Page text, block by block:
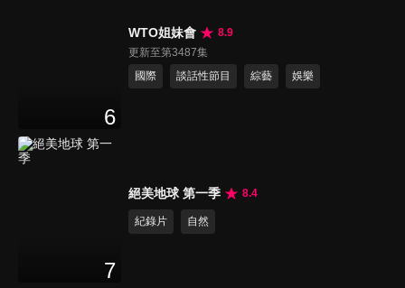
6
WTO姐妹會
8.9
更新至第3487集
國際
談話性節目 綜藝 娛樂
7
絕美地球 第一季 8.4
紀錄片 自然